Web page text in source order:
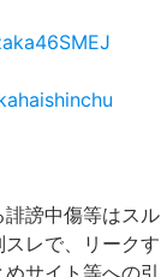
謗中傷等はス
レで、リーク